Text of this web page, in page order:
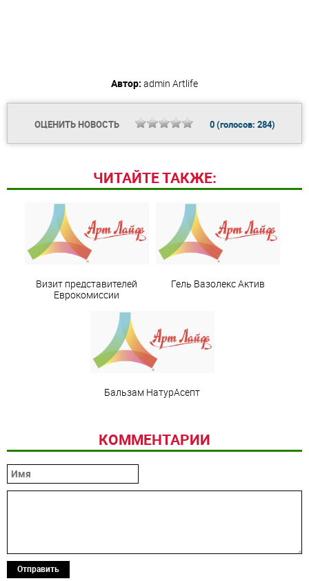
Автор: admin Artlife
ОЦЕНИТЬ НОВОСТЬ 0(голосов: 284)
ЧИТАЙТЕ ТАКЖЕ:
Визит представителей
Еврокомиссии
Гель Вазолекс Актив
Бальзам НатурАсепт
КОММЕНТАРИИ
Отправить